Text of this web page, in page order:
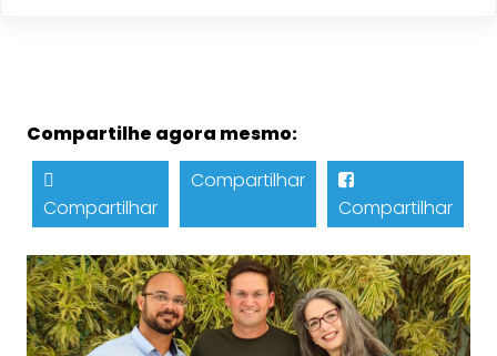
Compartilhe agora mesmo:
Compartilhar
Compartilhar
Compartilhar